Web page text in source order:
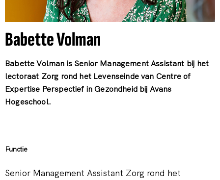
Babette Volman
Babette Volman is Senior Management Assistant bij het
lectoraat Zorg rond het Levenseinde van Centre of
Expertise Perspectief in Gezondheid bij Avans
Hogeschool.
Functie
Senior Management Assistant Zorg rond het